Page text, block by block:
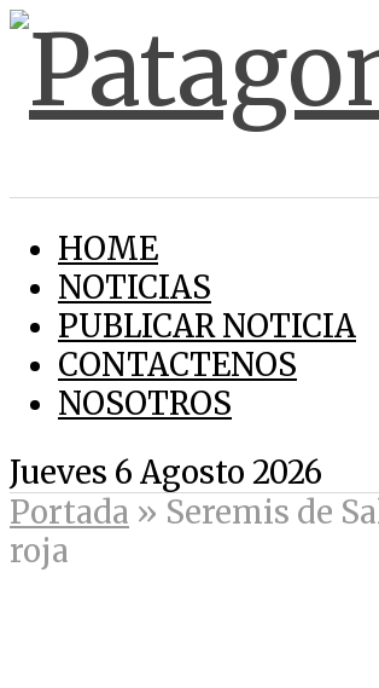
HOME
NOTICIAS
PUBLICAR NOTICIA
CONTACTENOS
NOSOTROS
Jueves 6 Agosto 2026
Portada » Seremis de
roja